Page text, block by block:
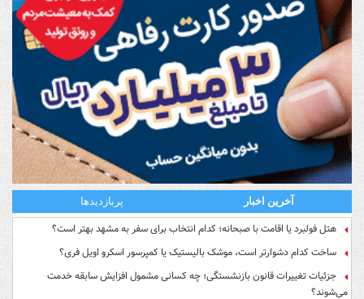
آخرین اخبار پربازدیدها
هتل فولبرد یا اقامت با صبحانه؛ کدام انتخاب برای سفر به مشهد بهتر است؟
ساخت کدام دشوارتر است، موشک بالیستیک یا کمپرسور اسکرو اویل فری؟
جزئیات تغییرات قانون بازنشستگی؛ چه کسانی مشمول افزایش سابقه خدمت
می‌شوند؟